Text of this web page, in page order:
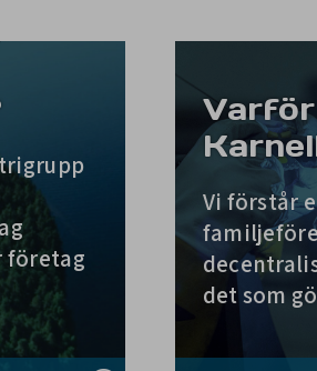
företag
Vi förstår
det som